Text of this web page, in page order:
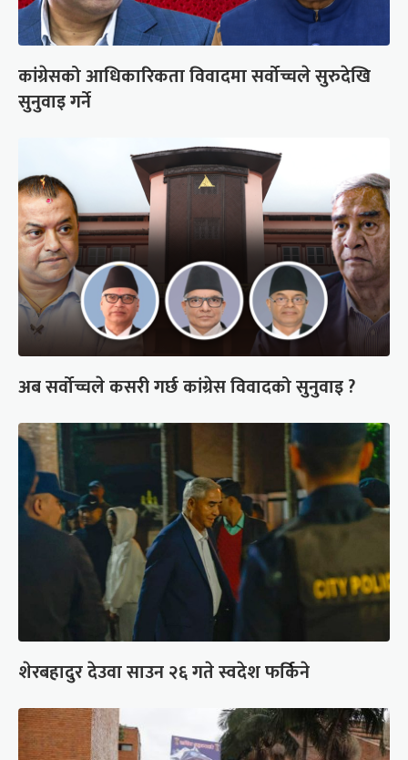
कांग्रेसको आधिकारिकता विवादमा सर्वोच्चले सुरुदेखि
सुनुवाइ गर्ने
अब सर्वोच्चले कसरी गर्छ कांग्रेस विवादको सुनुवाइ ?
शेरबहादुर देउवा साउन २६ गते स्वदेश फर्किने